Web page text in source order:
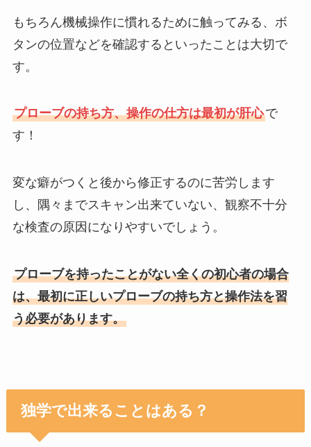
もちろん機械操作に慣れるために触ってみる、ボ
タンの位置などを確認するといったことは大切で
す。
プローブの持ち方、操作の仕方は最初が肝心で
す！
変な癖がつくと後から修正するのに苦労します
し、隅々までスキャン出来ていない、観察不十分
な検査の原因になりやすいでしょう。
プローブを持ったことがない全くの初心者の場合
は、最初に正しいプローブの持ち方と操作法を習
う必要があります。
独学で出来ることはある？